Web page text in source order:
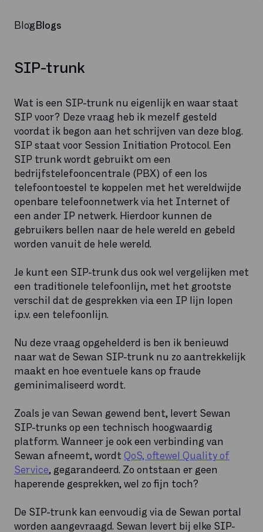
Blog Blogs
SIP-trunk
Wat is een SIP-trunk nu eigenlijk en waar staat
SIP voor? Deze vraag heb ik mezelf gesteld
voordat ik begon aan het schrijven van deze blog.
SIP staat voor Session Initiation Protocol. Een
SIP trunk wordt gebruikt om een
bedrijfstelefooncentrale (PBX) of een los
telefoontoestel te koppelen met het wereldwijde
openbare telefoonnetwerk via het Internet of
een ander IP netwerk. Hierdoor kunnen de
gebruikers bellen naar de hele wereld en gebeld
worden vanuit de hele wereld.
Je kunt een SIP-trunk dus ook wel vergelijken met
een traditionele telefoonlijn, met het grootste
verschil dat de gesprekken via een IP lijn lopen
i.p.v. een telefoonlijn.
Nu deze vraag opgehelderd is ben ik benieuwd
naar wat de Sewan SIP-trunk nu zo aantrekkelijk
maakt en hoe eventuele kans op fraude
geminimaliseerd wordt.
Zoals je van Sewan gewend bent, levert Sewan
SIP-trunks op een technisch hoogwaardig
platform. Wanneer je ook een verbinding van
Sewan afneemt, wordt QoS, oftewel Quality of
Service, gegarandeerd. Zo ontstaan er geen
haperende gesprekken, wel zo fijn toch?
De SIP-trunk kan eenvoudig via de Sewan portal
worden aangevraagd. Sewan levert bij elke SIP-